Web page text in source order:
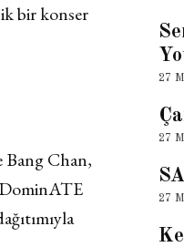
bir konser
Bang Chan,
DominATE
27
27
27